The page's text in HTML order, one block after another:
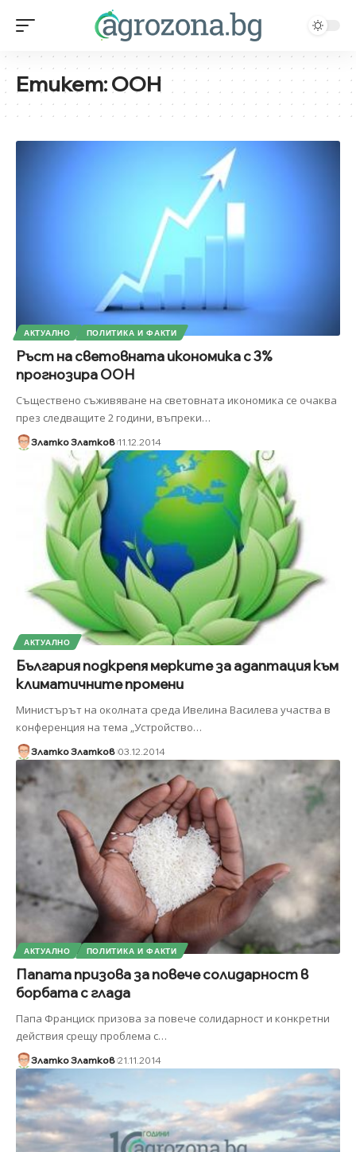
Етикет:ООН
АКТУАЛНО ПОЛИТИКА И ФАКТИ
Ръст на световната икономика с 3%
прогнозира ООН
Съществено съживяване на световната икономика се очаква
през следващите 2 години, въпреки…
Златко Златков 11.12.2014
АКТУАЛНО
България подкрепя мерките за адаптация към
климатичните промени
Министърът на околната среда Ивелина Василева участва в
конференция на тема „Устройство…
Златко Златков 03.12.2014
АКТУАЛНО ПОЛИТИКА И ФАКТИ
Папата призова за повече солидарност в
борбата с глада
Папа Франциск призова за повече солидарност и конкретни
действия срещу проблема с…
Златко Златков 21.11.2014